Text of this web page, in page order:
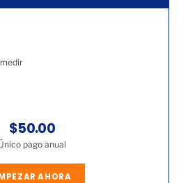
$50.00
pago anual
AHORA